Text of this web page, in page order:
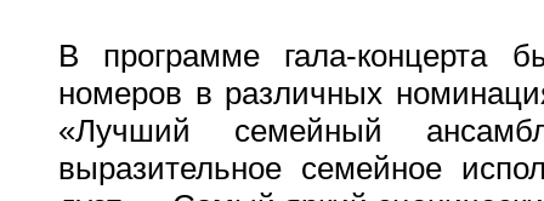
В программе гала-концерта
номеров в различных
«Лучший семейный
выразительное семейное